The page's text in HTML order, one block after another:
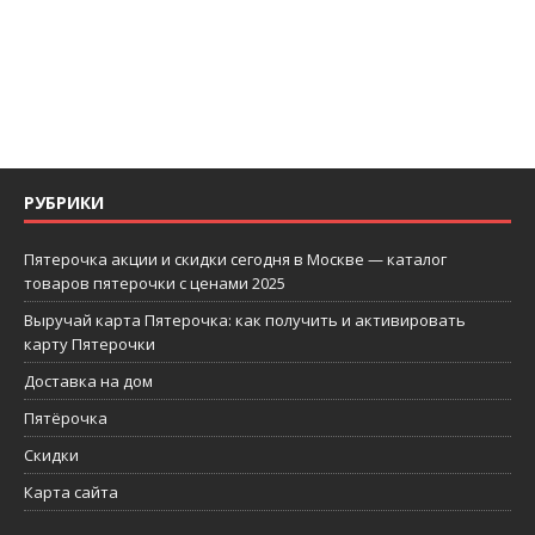
РУБРИКИ
Пятерочка акции и скидки сегодня в Москве — каталог
товаров пятерочки с ценами 2025
Выручай карта Пятерочка: как получить и активировать
карту Пятерочки
Доставка на дом
Пятёрочка
Скидки
Карта сайта